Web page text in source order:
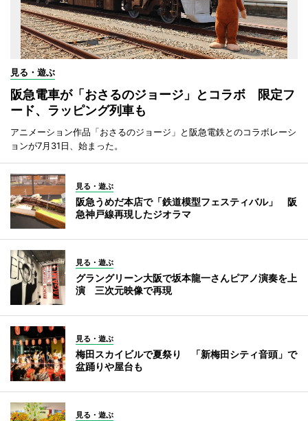
見る・遊ぶ
阪急電車が「おさるのジョージ」とコラボ 限定フ
ード、ラッピング列車も
アニメーション作品「おさるのジョージ」と阪急電鉄とのコラボレーシ
ョンが7月31日、始まった。
見る・遊ぶ
阪急うめだ本店で「鉄道模型フェスティバル」 阪
急神戸線再現したジオラマ
見る・遊ぶ
グラングリーン大阪で坂本龍一さんピアノ演奏を上
演 三次元映像で再現
見る・遊ぶ
梅田スカイビルで夏祭り 「新梅田シティ音頭」で
盆踊りや屋台も
見る・遊ぶ